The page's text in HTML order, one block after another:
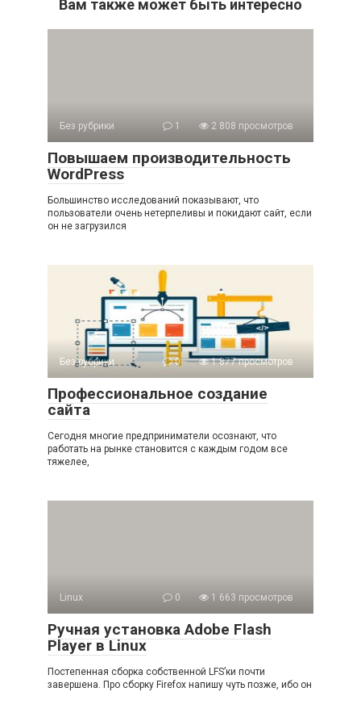
Вам также может быть интересно
Без рубрики 1 2 808 просмотров
Повышаем производительность
WordPress
Большинство исследований показывают, что
пользователи очень нетерпеливы и покидают сайт, если
он не загрузился
Без рубрики 0 1 877 просмотров
Профессиональное создание
сайта
Сегодня многие предприниматели осознают, что
работать на рынке становится с каждым годом все
тяжелее,
Linux 0 1 663 просмотров
Ручная установка Adobe Flash
Player в Linux
Постепенная сборка собственной LFS’ки почти
завершена. Про сборку Firefox напишу чуть позже, ибо он